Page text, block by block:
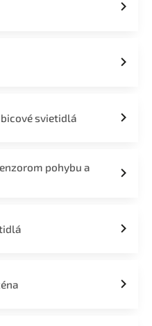
svietidlá
pohybu a